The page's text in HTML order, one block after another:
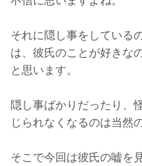
それに隠し事をしている
は、彼氏のことが好きな
と思います。
隠し事ばかりだったり、
じられなくなるのは当然
そこで今回は彼氏の嘘を